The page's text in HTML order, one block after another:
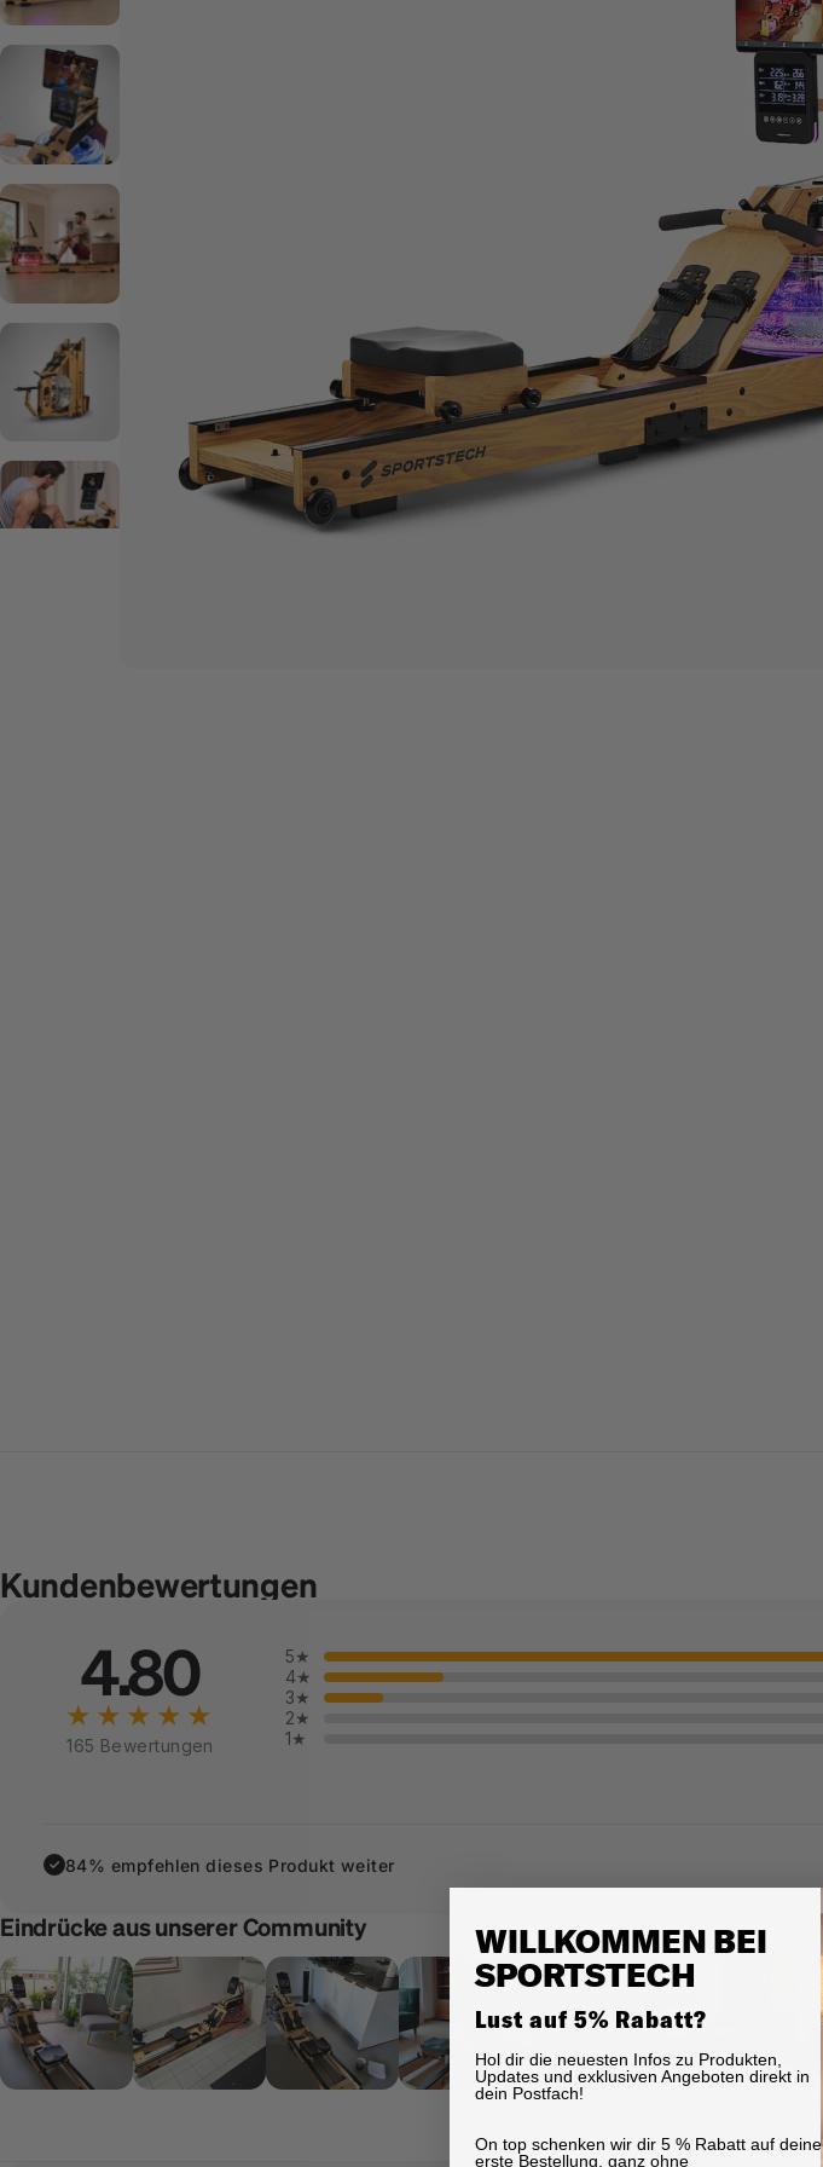
Kundenbewertungen
4.80
★★★★★
165 Bewertungen
5★
4★
3★
2★
1★
✓ 84% empfehlen dieses Produkt weiter
Eindrücke aus unserer Community
WILLKOMMEN BEI
SPORTSTECH
Lust auf 5% Rabatt?
Hol dir die neuesten Infos zu Produkten,
Updates und exklusiven Angeboten direkt in
dein Postfach!
On top schenken wir dir 5 % Rabatt auf deine
erste Bestellung, ganz ohne